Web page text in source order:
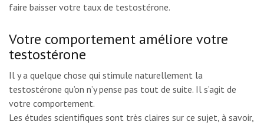
faire baisser votre taux de testostérone.
Votre comportement améliore votre
testostérone
Il y a quelque chose qui stimule naturellement la
testostérone qu’on n’y pense pas tout de suite. Il s’agit de
votre comportement.
Les études scientifiques sont très claires sur ce sujet, à savoir,